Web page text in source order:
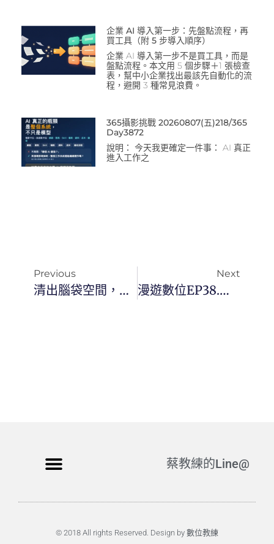
企業 AI 導入第一步：先盤點流程，再
買工具（附 5 步導入順序）
企業 AI 導入第一步不是買工具，而是
盤點流程。本文用 5 個步驟＋1 張檢查
表，幫中小企業找出最該先自動化的流
程，避開 3 種常見浪費。
365攝影挑戰 20260807(五)218/365
Day3872
說明： 今天我更確定一件事： AI 真正
進入工作之
Previous
清出腦袋空間，提升10倍效益講座
Next
漫遊數位EP38.科技白話：macOS Ventura 正式推出，10 大新功能一覽
蔡教練的Line@
© 2018 All rights Reserved. Design by 數位教練